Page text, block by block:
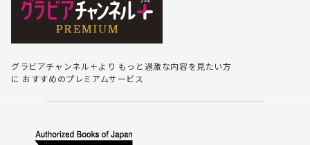
グラビアチャンネル＋より もっと過激な内容を見たい方
に おすすめのプレミアムサービス